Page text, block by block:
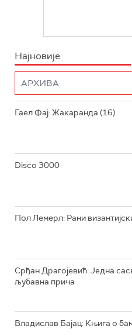
Најновије
Гаел Фај: Жакаранда (16)
Disco 3000
Пол Лемерл: Рани
Срђан Драгојевић: Једна
љубавна прича
Владислав Бајац: Књига о